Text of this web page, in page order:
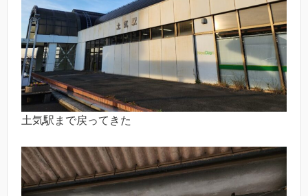
土気駅まで戻ってきた